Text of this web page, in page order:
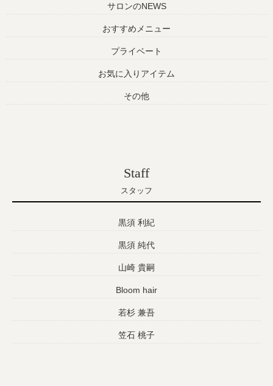
サロンのNEWS
おすすめメニュー
プライベート
お気に入りアイテム
その他
Staff
スタッフ
黒須 利紀
黒須 純代
山崎 貴嗣
Bloom hair
若杉 兼吾
笠石 桃子